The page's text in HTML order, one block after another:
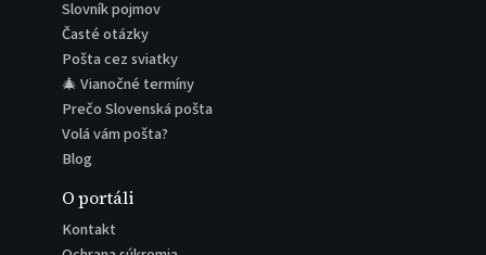
Slovník pojmov
Časté otázky
Pošta cez sviatky
🎄 Vianočné termíny
Prečo Slovenská pošta
Volá vám pošta?
Blog
O portáli
Kontakt